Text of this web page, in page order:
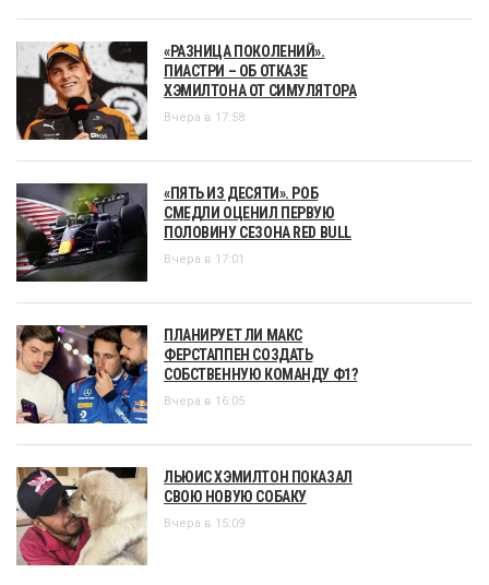
«РАЗНИЦА ПОКОЛЕНИЙ».
ПИАСТРИ – ОБ ОТКАЗЕ
ХЭМИЛТОНА ОТ СИМУЛЯТОРА
Вчера в 17:58
«ПЯТЬ ИЗ ДЕСЯТИ». РОБ
СМЕДЛИ ОЦЕНИЛ ПЕРВУЮ
ПОЛОВИНУ СЕЗОНА RED BULL
Вчера в 17:01
ПЛАНИРУЕТ ЛИ МАКС
ФЕРСТАППЕН СОЗДАТЬ
СОБСТВЕННУЮ КОМАНДУ Ф1?
Вчера в 16:05
ЛЬЮИС ХЭМИЛТОН ПОКАЗАЛ
СВОЮ НОВУЮ СОБАКУ
Вчера в 15:09